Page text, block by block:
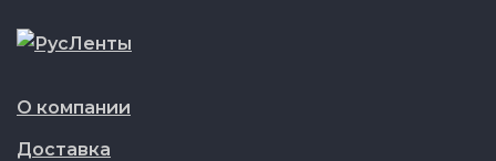
О компании
Доставка